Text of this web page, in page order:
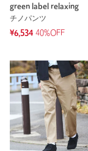
green label relaxing
チノパンツ
¥6,534 40%OFF